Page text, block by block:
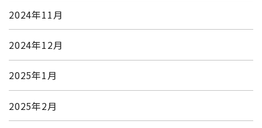
2024年11月
2024年12月
2025年1月
2025年2月